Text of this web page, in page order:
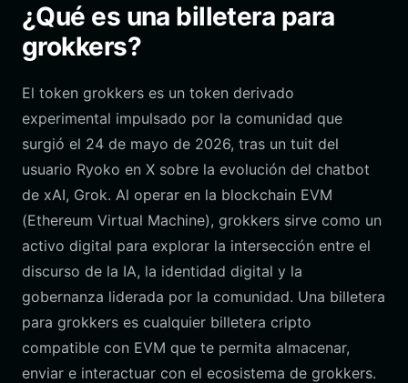
¿Qué es una billetera para
grokkers?
El token grokkers es un token derivado
experimental impulsado por la comunidad que
surgió el 24 de mayo de 2026, tras un tuit del
usuario Ryoko en X sobre la evolución del chatbot
de xAI, Grok. Al operar en la blockchain EVM
(Ethereum Virtual Machine), grokkers sirve como un
activo digital para explorar la intersección entre el
discurso de la IA, la identidad digital y la
gobernanza liderada por la comunidad. Una billetera
para grokkers es cualquier billetera cripto
compatible con EVM que te permita almacenar,
enviar e interactuar con el ecosistema de grokkers.